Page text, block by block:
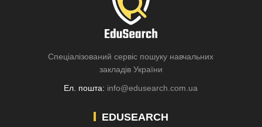
Спеціалізований сервіс пошуку навчальних
закладів України
Ел. пошта: info@edusearch.com.ua
EDUSEARCH